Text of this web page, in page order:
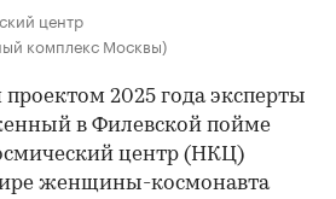
центр
комплекс Москвы)
2025 года эксперты
в Филевской пойме
центр (НКЦ)
женщины-космонавта